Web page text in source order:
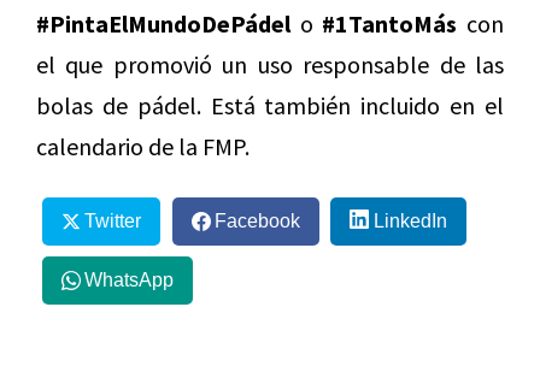
#PintaElMundoDePádel o #1TantoMás con
el que promovió un uso responsable de las
bolas de pádel. Está también incluido en el
calendario de la FMP.
Twitter Facebook LinkedIn
WhatsApp